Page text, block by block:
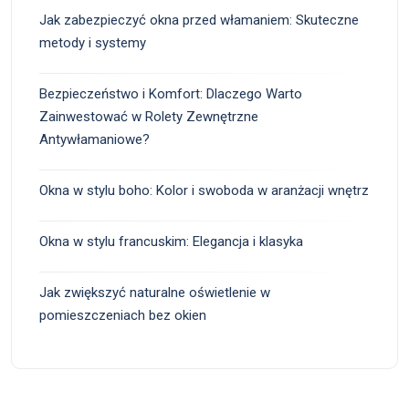
Jak zabezpieczyć okna przed włamaniem: Skuteczne
metody i systemy
Bezpieczeństwo i Komfort: Dlaczego Warto
Zainwestować w Rolety Zewnętrzne
Antywłamaniowe?
Okna w stylu boho: Kolor i swoboda w aranżacji wnętrz
Okna w stylu francuskim: Elegancja i klasyka
Jak zwiększyć naturalne oświetlenie w
pomieszczeniach bez okien